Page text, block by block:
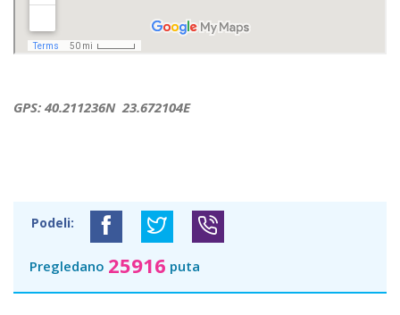
GPS: 40.211236N 23.672104E
Podeli:
Pregledano 25916 puta